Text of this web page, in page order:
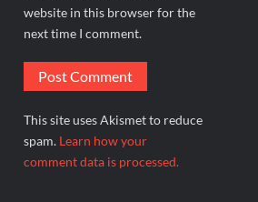
website in this browser for the
next time I comment.
This site uses Akismet to reduce
spam. Learn how your
comment data is processed.